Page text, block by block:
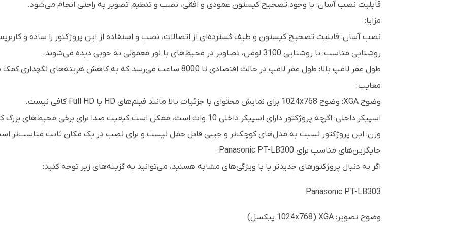
قابلیت نصب آسان: با وجود تصحیح کیستون عمودی و افقی، نصب و تنظیم تصویر به راحتی انجام می‌شود.
مزایا:
نصب آسان: قابلیت تصحیح کیستون و طیف گسترده‌ای از اتصالات، نصب و استفاده از این پروژکتور را ساده و
روشنایی مناسب: با روشنایی 3100 لومن، تصاویر در محیط‌های با نور معمولی به خوبی دیده می‌شوند.
طول عمر لامپ بالا: طول عمر لامپ در حالت اقتصادی تا 8000 ساعت می‌رسد که به کاهش هزینه‌های نگهداری کمک می‌کند.
معایب:
وضوح XGA: وضوح 1024x768 برای نمایش محتوای با جزئیات بالا مانند فیلم‌های HD یا Full HD کافی نیست.
اسپیکر داخلی: اگرچه پروژکتور دارای اسپیکر داخلی 10 وات است، ممکن است کیفیت صدا برای برخی محیط‌های بزرگ کافی نباشد.
وزن: این پروژکتور نسبت به مدل‌های کوچک‌تر و جیبی قابل حمل نیست و برای نصب در یک مکان ثابت مناسب‌تر
جایگزین‌های مناسب برای Panasonic PT-LB300:
اگر به دنبال پروژکتورهای جدیدتر یا با ویژگی‌های مشابه هستید، می‌توانید به گزینه‌های زیر توجه کنید:
Panasonic PT-LB303
وضوح تصویر: XGA (1024x768 پیکسل)